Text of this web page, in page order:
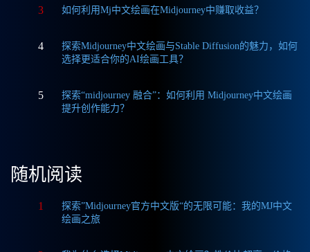
3 如何利用Mj中文绘画在Midjourney中赚取收益？
4
探索Midjourney中文绘画与Stable Diffusion的魅力，如何
选择更适合你的AI绘画工具？
5
探索“midjourney 融合”：如何利用 Midjourney中文绘画
提升创作能力？
随机阅读
1
探索”Midjourney官方中文版“的无限可能：我的MJ中文
绘画之旅